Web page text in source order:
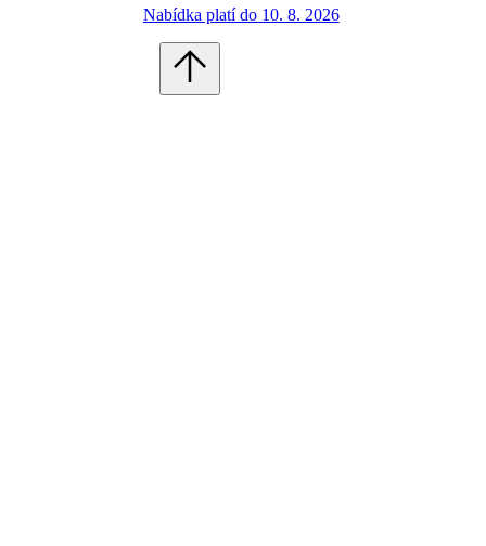
Nabídka platí do 10. 8. 2026